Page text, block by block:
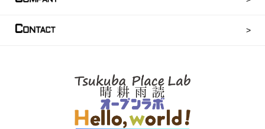
CONTACT